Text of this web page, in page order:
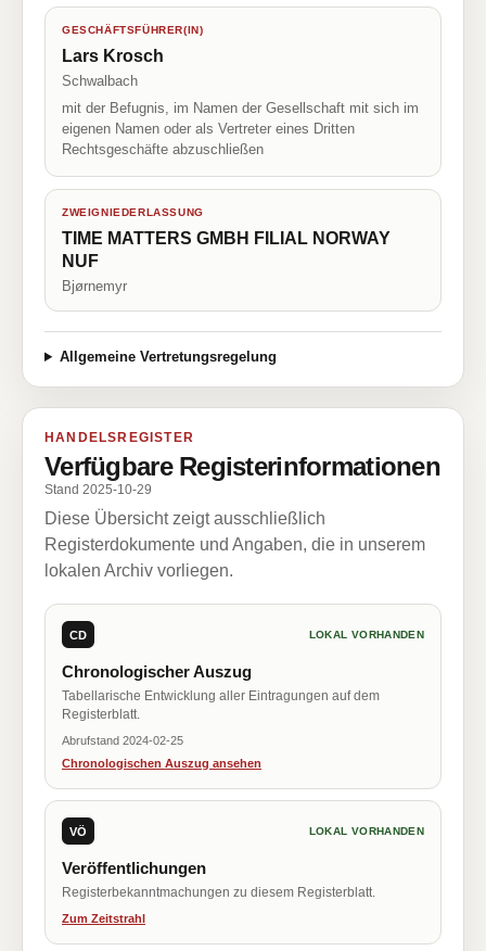
GESCHÄFTSFÜHRER(IN)
Lars Krosch
Schwalbach
mit der Befugnis, im Namen der Gesellschaft mit sich im
eigenen Namen oder als Vertreter eines Dritten
Rechtsgeschäfte abzuschließen
ZWEIGNIEDERLASSUNG
TIME MATTERS GMBH FILIAL NORWAY
NUF
Bjørnemyr
Allgemeine Vertretungsregelung
HANDELSREGISTER
Verfügbare Registerinformationen
Stand 2025-10-29
Diese Übersicht zeigt ausschließlich
Registerdokumente und Angaben, die in unserem
lokalen Archiv vorliegen.
CD LOKAL VORHANDEN
Chronologischer Auszug
Tabellarische Entwicklung aller Eintragungen auf dem
Registerblatt.
Abrufstand 2024-02-25
Chronologischen Auszug ansehen
VÖ LOKAL VORHANDEN
Veröffentlichungen
Registerbekanntmachungen zu diesem Registerblatt.
Zum Zeitstrahl